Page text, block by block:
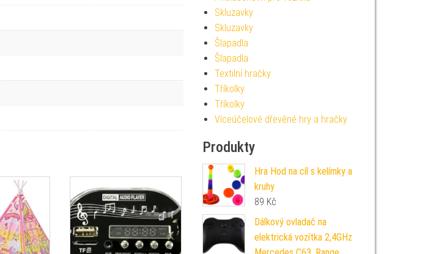
Skluzavky
Skluzavky
Šlapadla
Šlapadla
Textilní hračky
Tříkolky
Tříkolky
Víceúčelové dřevěné hry a hračky
Produkty
Hra Hod na cíl s kelímky a
kruhy
89 Kč
Dálkový ovladač na
elektrická vozítka 2,4GHz